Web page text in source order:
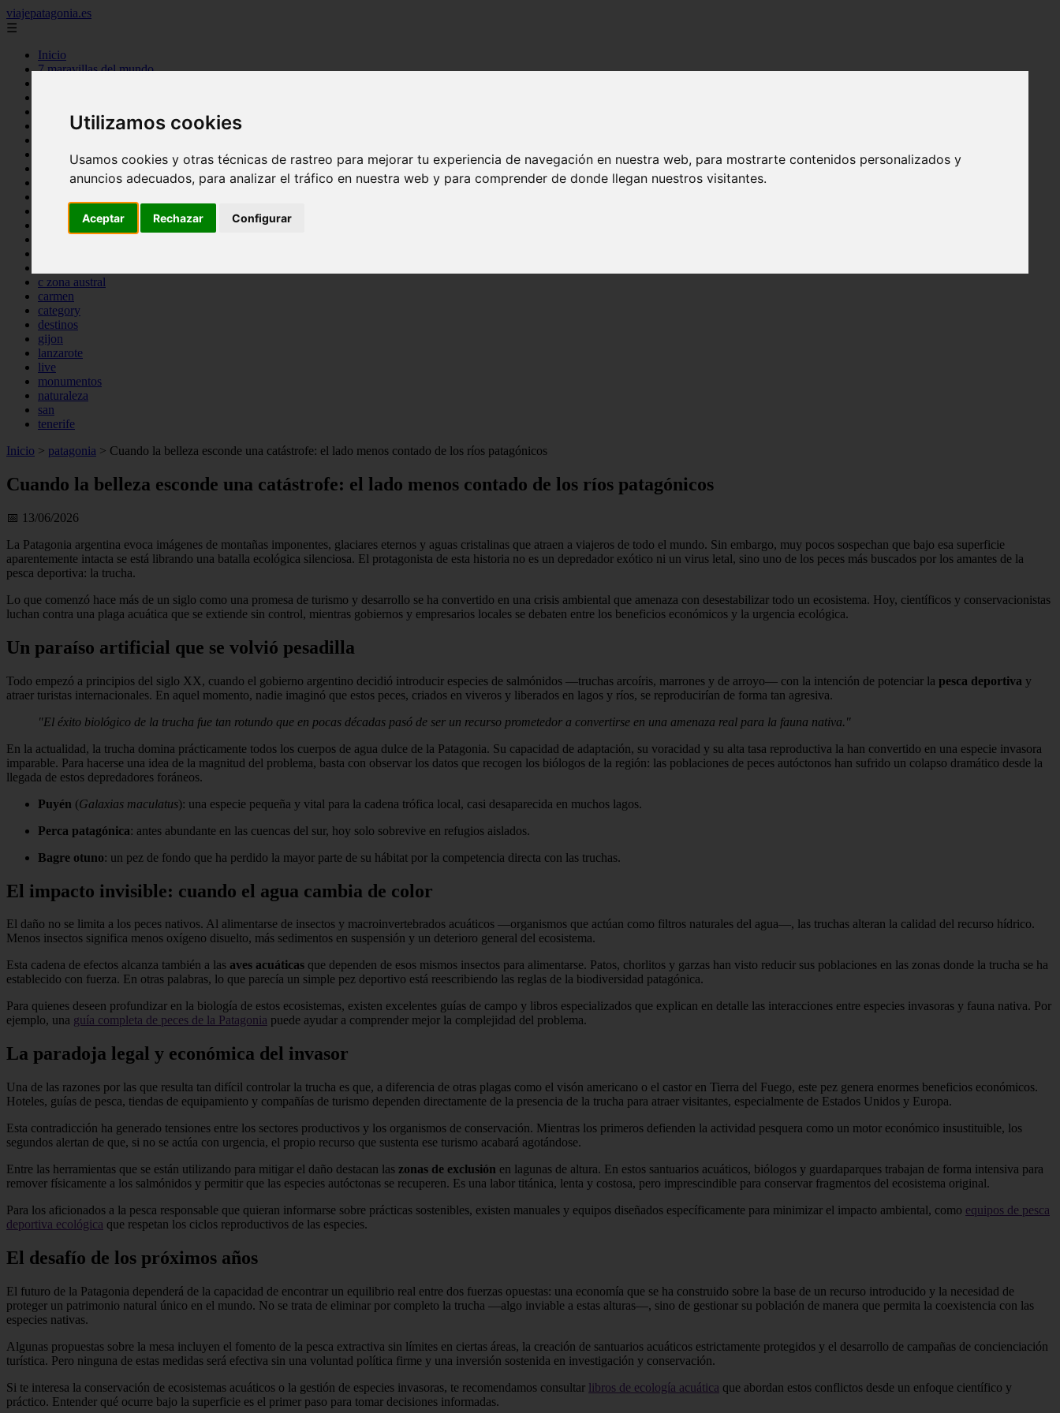
Utilizamos cookies
Usamos cookies y otras técnicas de rastreo para mejorar tu experiencia de navegación en nuestra web, para mostrarte contenidos personalizados y
anuncios adecuados, para analizar el tráfico en nuestra web y para comprender de donde llegan nuestros visitantes.
Aceptar Rechazar Configurar
viajepatagonia.es
☰
Inicio
7 maravillas del mundo
c buenos aires
c entre rios
c generalidades del pais
c mendoza
c provincias
c rio negro
c zona austral
carmen
category
destinos
gijon
lanzarote
live
monumentos
naturaleza
san
tenerife
Inicio > patagonia > Cuando la belleza esconde una catástrofe: el lado menos contado de los ríos patagónicos
Cuando la belleza esconde una catástrofe: el lado menos contado de los ríos patagónicos
📅 13/06/2026
La Patagonia argentina evoca imágenes de montañas imponentes, glaciares eternos y aguas cristalinas que atraen a viajeros de todo el mundo. Sin embargo, muy pocos sospechan que bajo esa superficie
aparentemente intacta se está librando una batalla ecológica silenciosa. El protagonista de esta historia no es un depredador exótico ni un virus letal, sino uno de los peces más buscados por los amantes de la
pesca deportiva: la trucha.
Lo que comenzó hace más de un siglo como una promesa de turismo y desarrollo se ha convertido en una crisis ambiental que amenaza con desestabilizar todo un ecosistema. Hoy, científicos y conservacionistas
luchan contra una plaga acuática que se extiende sin control, mientras gobiernos y empresarios locales se debaten entre los beneficios económicos y la urgencia ecológica.
Un paraíso artificial que se volvió pesadilla
Todo empezó a principios del siglo XX, cuando el gobierno argentino decidió introducir especies de salmónidos —truchas arcoíris, marrones y de arroyo— con la intención de potenciar la pesca deportiva y
atraer turistas internacionales. En aquel momento, nadie imaginó que estos peces, criados en viveros y liberados en lagos y ríos, se reproducirían de forma tan agresiva.
"El éxito biológico de la trucha fue tan rotundo que en pocas décadas pasó de ser un recurso prometedor a convertirse en una amenaza real para la fauna nativa."
En la actualidad, la trucha domina prácticamente todos los cuerpos de agua dulce de la Patagonia. Su capacidad de adaptación, su voracidad y su alta tasa reproductiva la han convertido en una especie invasora
imparable. Para hacerse una idea de la magnitud del problema, basta con observar los datos que recogen los biólogos de la región: las poblaciones de peces autóctonos han sufrido un colapso dramático desde la
llegada de estos depredadores foráneos.
Puyén (Galaxias maculatus): una especie pequeña y vital para la cadena trófica local, casi desaparecida en muchos lagos.
Perca patagónica: antes abundante en las cuencas del sur, hoy solo sobrevive en refugios aislados.
Bagre otuno: un pez de fondo que ha perdido la mayor parte de su hábitat por la competencia directa con las truchas.
El impacto invisible: cuando el agua cambia de color
El daño no se limita a los peces nativos. Al alimentarse de insectos y macroinvertebrados acuáticos —organismos que actúan como filtros naturales del agua—, las truchas alteran la calidad del recurso hídrico.
Menos insectos significa menos oxígeno disuelto, más sedimentos en suspensión y un deterioro general del ecosistema.
Esta cadena de efectos alcanza también a las aves acuáticas que dependen de esos mismos insectos para alimentarse. Patos, chorlitos y garzas han visto reducir sus poblaciones en las zonas donde la trucha se ha
establecido con fuerza. En otras palabras, lo que parecía un simple pez deportivo está reescribiendo las reglas de la biodiversidad patagónica.
Para quienes deseen profundizar en la biología de estos ecosistemas, existen excelentes guías de campo y libros especializados que explican en detalle las interacciones entre especies invasoras y fauna nativa. Por
ejemplo, una guía completa de peces de la Patagonia puede ayudar a comprender mejor la complejidad del problema.
La paradoja legal y económica del invasor
Una de las razones por las que resulta tan difícil controlar la trucha es que, a diferencia de otras plagas como el visón americano o el castor en Tierra del Fuego, este pez genera enormes beneficios económicos.
Hoteles, guías de pesca, tiendas de equipamiento y compañías de turismo dependen directamente de la presencia de la trucha para atraer visitantes, especialmente de Estados Unidos y Europa.
Esta contradicción ha generado tensiones entre los sectores productivos y los organismos de conservación. Mientras los primeros defienden la actividad pesquera como un motor económico insustituible, los
segundos alertan de que, si no se actúa con urgencia, el propio recurso que sustenta ese turismo acabará agotándose.
Entre las herramientas que se están utilizando para mitigar el daño destacan las zonas de exclusión en lagunas de altura. En estos santuarios acuáticos, biólogos y guardaparques trabajan de forma intensiva para
remover físicamente a los salmónidos y permitir que las especies autóctonas se recuperen. Es una labor titánica, lenta y costosa, pero imprescindible para conservar fragmentos del ecosistema original.
Para los aficionados a la pesca responsable que quieran informarse sobre prácticas sostenibles, existen manuales y equipos diseñados específicamente para minimizar el impacto ambiental, como equipos de pesca
deportiva ecológica que respetan los ciclos reproductivos de las especies.
El desafío de los próximos años
El futuro de la Patagonia dependerá de la capacidad de encontrar un equilibrio real entre dos fuerzas opuestas: una economía que se ha construido sobre la base de un recurso introducido y la necesidad de
proteger un patrimonio natural único en el mundo. No se trata de eliminar por completo la trucha —algo inviable a estas alturas—, sino de gestionar su población de manera que permita la coexistencia con las
especies nativas.
Algunas propuestas sobre la mesa incluyen el fomento de la pesca extractiva sin límites en ciertas áreas, la creación de santuarios acuáticos estrictamente protegidos y el desarrollo de campañas de concienciación
turística. Pero ninguna de estas medidas será efectiva sin una voluntad política firme y una inversión sostenida en investigación y conservación.
Si te interesa la conservación de ecosistemas acuáticos o la gestión de especies invasoras, te recomendamos consultar libros de ecología acuática que abordan estos conflictos desde un enfoque científico y
práctico. Entender qué ocurre bajo la superficie es el primer paso para tomar decisiones informadas.